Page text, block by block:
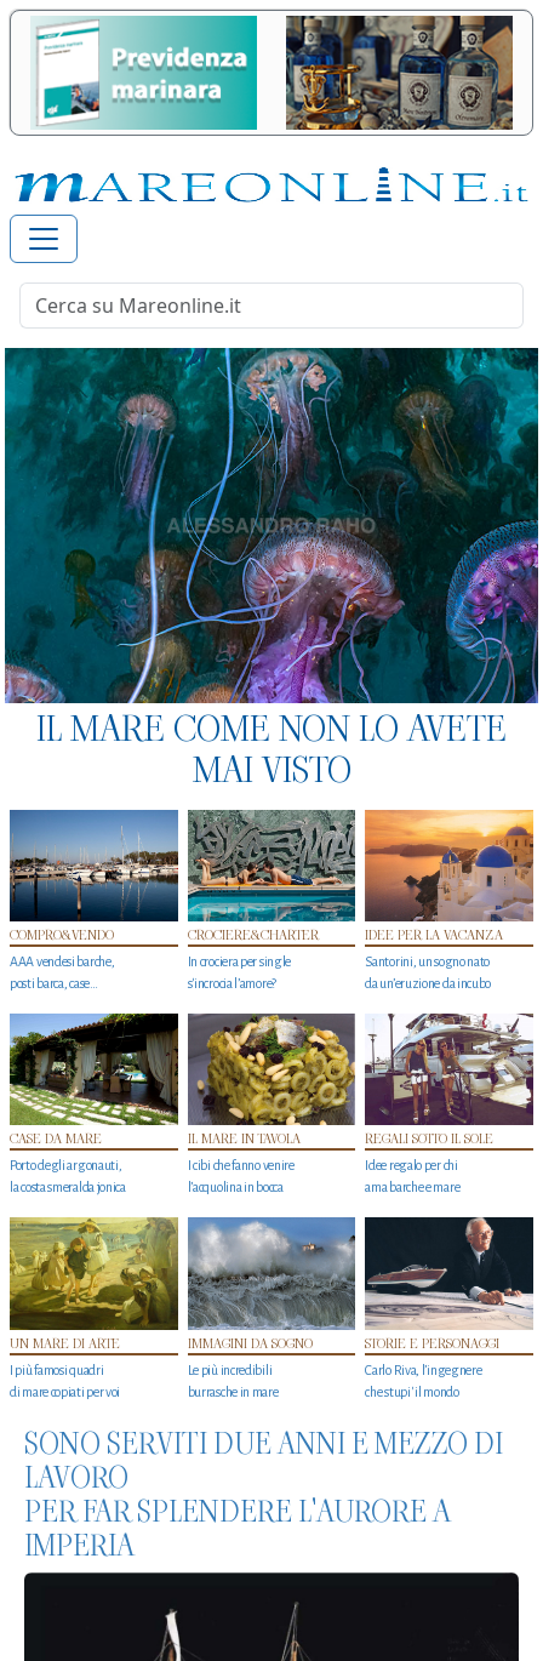
IL MARE COME NON LO AVETE
MAI VISTO
COMPRO&VENDO
AAA vendesi barche,
posti barca, case…
CROCIERE&CHARTER
In crociera per single
s'incrocia l’amore?
IDEE PER LA VACANZA
Santorini, un sogno nato
da un’eruzione da incubo
CASE DA MARE
Porto degli argonauti,
la costa smeralda jonica
IL MARE IN TAVOLA
I cibi che fanno venire
l’acquolina in bocca
REGALI SOTTO IL SOLE
Idee regalo per chi
ama barche e mare
UN MARE DI ARTE
I più famosi quadri
di mare copiati per voi
IMMAGINI DA SOGNO
Le più incredibili
burrasche in mare
STORIE E PERSONAGGI
Carlo Riva, l’ingegnere
che stupi' il mondo
SONO SERVITI DUE ANNI E MEZZO DI
LAVORO
PER FAR SPLENDERE L'AURORE A
IMPERIA